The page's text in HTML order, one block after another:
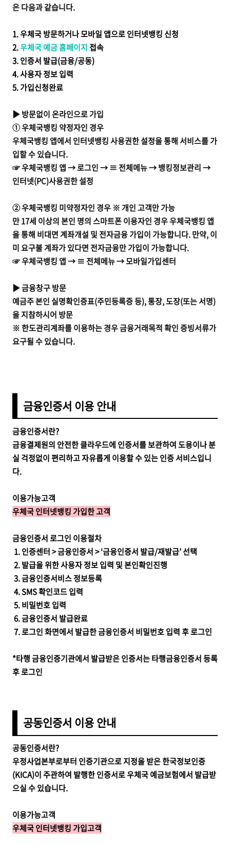
은 다음과 같습니다.
1. 우체국 방문하거나 모바일 앱으로 인터넷뱅킹 신청
2.우체국 예금 홈페이지 접속
3. 인증서 발급(금융/공동)
4. 사용자 정보 입력
5. 가입신청완료
▶ 방문없이 온라인으로 가입
① 우체국뱅킹 약정자인 경우
우체국뱅킹 앱에서 인터넷뱅킹 사용권한 설정을 통해 서비스를 가
입할 수 있습니다.
☞ 우체국뱅킹 앱 → 로그인 → ≡ 전체메뉴 → 뱅킹정보관리 →
인터넷(PC)사용권한 설정
② 우체국뱅킹 미약정자인 경우 ※ 개인 고객만 가능
만 17세 이상의 본인 명의 스마트폰 이용자인 경우 우체국뱅킹 앱
을 통해 비대면 계좌개설 및 전자금융 가입이 가능합니다. 만약, 이
미 요구불 계좌가 있다면 전자금융만 가입이 가능합니다.
☞ 우체국뱅킹 앱 → ≡ 전체메뉴 → 모바일가입센터
▶ 금융창구 방문
예금주 본인 실명확인증표(주민등록증 등), 통장, 도장(또는 서명)
을 지참하시어 방문
※ 한도관리계좌를 이용하는 경우 금융거래목적 확인 증빙서류가
요구될 수 있습니다.
금융인증서 이용 안내
금융인증서란?
금융결제원의 안전한 클라우드에 인증서를 보관하여 도용이나 분
실 걱정없이 편리하고 자유롭게 이용할 수 있는 인증 서비스입니
다.
이용가능고객
우체국 인터넷뱅킹 가입한 고객
금융인증서 로그인 이용절차
1. 인증센터 > 금융인증서 > ‘금융인증서 발급/재발급’ 선택
2. 발급을 위한 사용자 정보 입력 및 본인확인진행
3. 금융인증서비스 정보등록
4. SMS 확인코드 입력
5. 비밀번호 입력
6. 금융인증서 발급완료
7. 로그인 화면에서 발급한 금융인증서 비밀번호 입력 후 로그인
*타행 금융인증기관에서 발급받은 인증서는 타행금융인증서 등록
후 로그인
공동인증서 이용 안내
공동인증서란?
우정사업본부로부터 인증기관으로 지정을 받은 한국정보인증
(KICA)이 주관하여 발행한 인증서로 우체국 예금보험에서 발급받
으실 수 있습니다.
이용가능고객
우체국 인터넷뱅킹 가입고객